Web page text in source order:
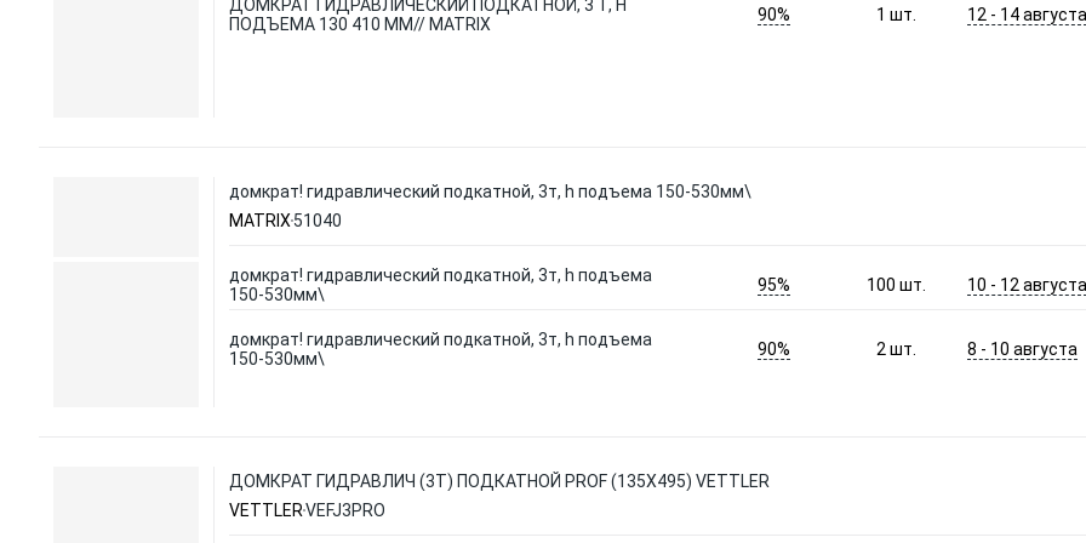
ДОМКРАТ ГИДРАВЛИЧЕСКИЙ ПОДКАТНОЙ, 3 Т, H
ПОДЪЕМА 130 410 ММ// MATRIX
90% 1шт. 12 - 14
домкрат! гидравлический подкатной, 3т, h подъема 150-530мм\
MATRIX 51040
домкрат! гидравлический подкатной, 3т, h подъема
150-530мм\
95% 100шт. 10 - 12
домкрат! гидравлический подкатной, 3т, h подъема
150-530мм\
90% 2шт. 8 - 10 августа
ДОМКРАТ ГИДРАВЛИЧ (3Т) ПОДКАТНОЙ PROF (135X495) VETTLER
VETTLERVEFJ3PRO